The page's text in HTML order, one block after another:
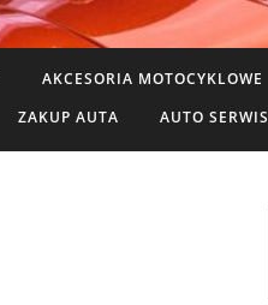
AKCESORIA MOTOCYKLOWE
ZAKUP AUTA AUTO SERWIS